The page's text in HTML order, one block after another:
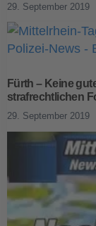
29. September 2019
Fürth – Keine
strafrechtlichen
29. September 2019